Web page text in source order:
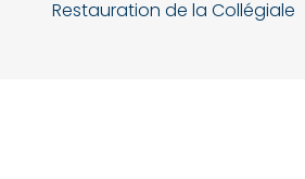
Restauration de la Collégiale